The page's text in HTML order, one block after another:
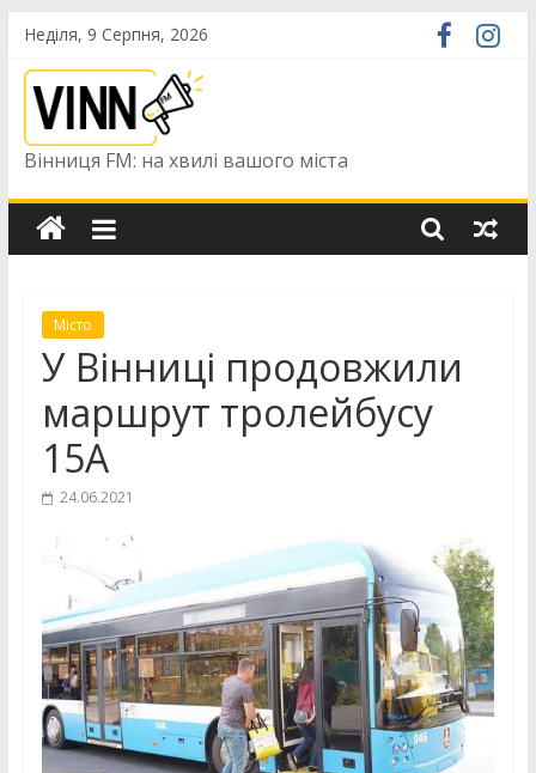
Skip
content
Неділя, 9 Серпня, 2026
Вінниця FM: на хвилі вашого міста
Місто
У Вінниці продовжили
маршрут тролейбусу
15А
24.06.2021